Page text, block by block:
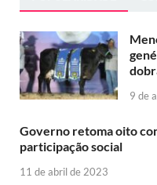
9 de
Governo retoma oito
participação social
11 de abril de 2023